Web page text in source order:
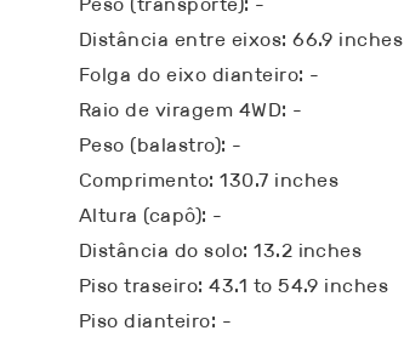
Distância entre eixos: 66.9 inches
Folga do eixo dianteiro: -
Raio de viragem 4WD: -
Peso (balastro): -
Comprimento: 130.7 inches
Altura (capô): -
Distância do solo: 13.2 inches
Piso traseiro: 43.1 to 54.9 inches
Piso dianteiro: -